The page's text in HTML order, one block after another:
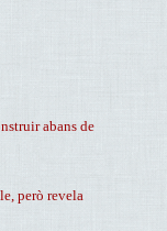
abans de
però revela